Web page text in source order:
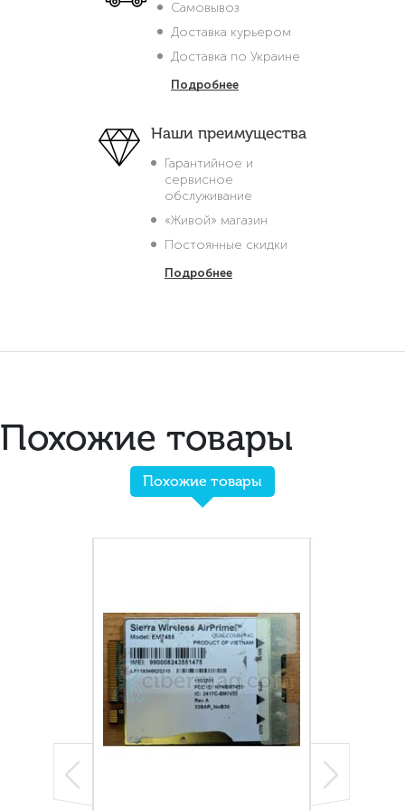
Самовывоз
Доставка курьером
Доставка по Украине
Подробнее
Наши преимущества
Гарантийное и
сервисное
обслуживание
«Живой» магазин
Постоянные скидки
Подробнее
Похожие товары
Похожие товары